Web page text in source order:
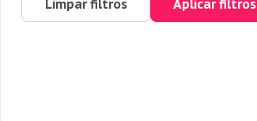
Limpar filtros Aplicar filtros